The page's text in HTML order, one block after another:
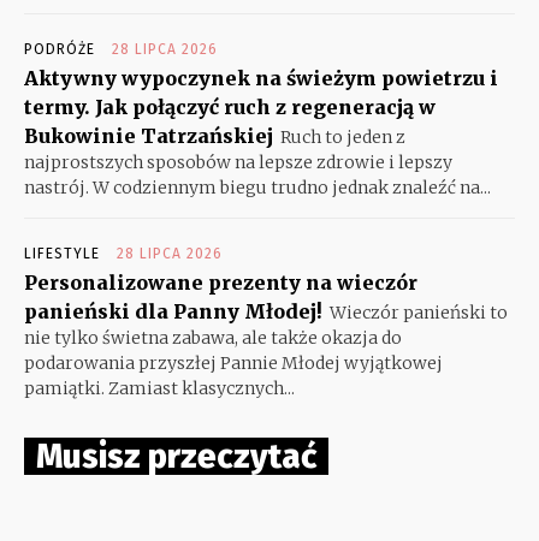
PODRÓŻE 28 LIPCA 2026
Aktywny wypoczynek na świeżym powietrzu i
termy. Jak połączyć ruch z regeneracją w
Bukowinie Tatrzańskiej Ruch to jeden z
najprostszych sposobów na lepsze zdrowie i lepszy
nastrój. W codziennym biegu trudno jednak znaleźć na...
LIFESTYLE 28 LIPCA 2026
Personalizowane prezenty na wieczór
panieński dla Panny Młodej! Wieczór panieński to
nie tylko świetna zabawa, ale także okazja do
podarowania przyszłej Pannie Młodej wyjątkowej
pamiątki. Zamiast klasycznych...
Musisz przeczytać